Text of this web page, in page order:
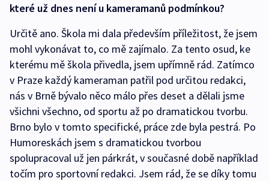
které už dnes není u kameramanů podmínkou?
Určitě ano. Škola mi dala především příležitost, že jsem
mohl vykonávat to, co mě zajímalo. Za tento osud, ke
kterému mě škola přivedla, jsem upřímně rád. Zatímco
v Praze každý kameraman patřil pod určitou redakci,
nás v Brně bývalo něco málo přes deset a dělali jsme
všichni všechno, od sportu až po dramatickou tvorbu.
Brno bylo v tomto specifické, práce zde byla pestrá. Po
Humoreskách jsem s dramatickou tvorbou
spolupracoval už jen párkrát, v současné době například
točím pro sportovní redakci. Jsem rád, že se díky tomu